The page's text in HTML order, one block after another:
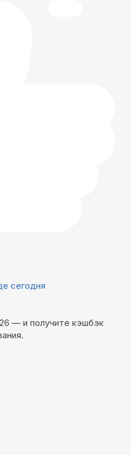
сегодня
— и получите кэшбэк